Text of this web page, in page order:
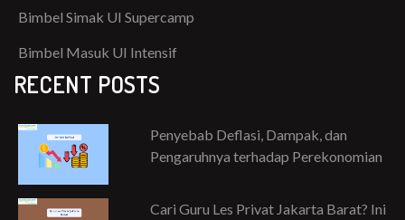
Bimbel Simak UI Supercamp
Bimbel Masuk UI Intensif
RECENT POSTS
Penyebab Deflasi, Dampak, dan
Pengaruhnya terhadap Perekonomian
Cari Guru Les Privat Jakarta Barat? Ini